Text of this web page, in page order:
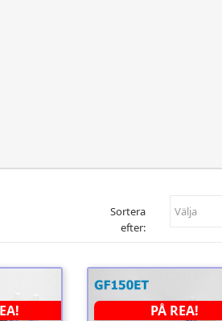
Sortera
efter:
Välja
PÅ REA!